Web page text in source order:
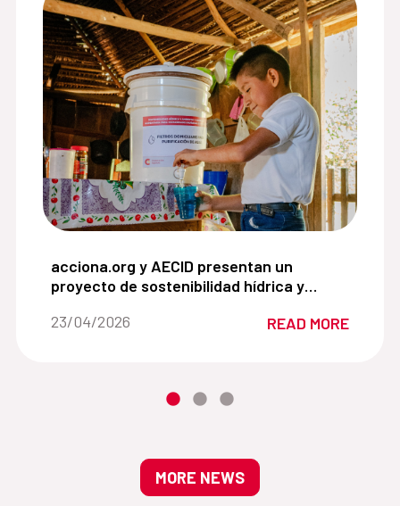
a la movilidad urbana sostenible en estados
acciona.org y AECID presentan un proyecto de
acciona.org y AECID presentan un
proyecto de sostenibilidad hídrica y
Date of the news::
23/04/2026 READ MORE
MORE NEWS